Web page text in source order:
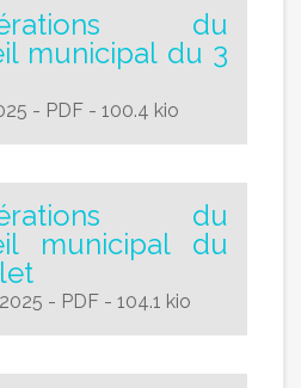
du
municipal du 3
- PDF - 100.4 kio
du
municipal du
- PDF - 104.1 kio